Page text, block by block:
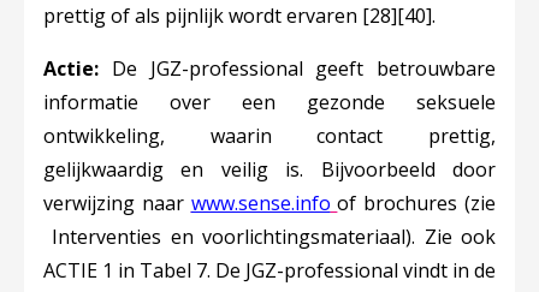
prettig of als pijnlijk wordt ervaren [28][40].
Actie: De JGZ-professional geeft betrouwbare
informatie over een gezonde seksuele
ontwikkeling, waarin contact prettig,
gelijkwaardig en veilig is. Bijvoorbeeld door
verwijzing naar www.sense.info Deze linkt opent in
of brochures (zie
Interventies en voorlichtingsmateriaal). Zie ook
ACTIE 1 in Tabel 7. De JGZ-professional vindt in de